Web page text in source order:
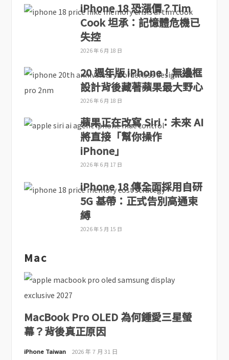
iPhone 18 恐漲價？Tim
Cook 坦承：記憶體危機已
失控
2026 年 6 月 18 日
20 週年版 iPhone！無邊框
設計背後藏著蘋果最大野心
2026 年 6 月 18 日
蘋果正在改寫 Siri：未來 AI
將直接「幫你操作
iPhone」
2026 年 6 月 17 日
iPhone 18 傳全面採用自研
5G 基帶：正式告別高通束
縛
2026 年 5 月 15 日
Mac
MacBook Pro OLED 為何鍾愛三星螢
幕？背後真正原因
iPhone Taiwan 2026 年 7 月 31 日